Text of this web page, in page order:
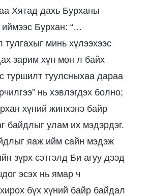
Хятад дахь Бурханы
Бурхан: “…
минь хүлээхээс
зарим хүн мөн л байх
туршилт туулсныхаа дараа
нь хэвлэгдэх болно;
хүний жинхэнэ байр
байдлыг улам их мэдэрдэг.
яаж ийм сайн мэдэж
зүрх сэтгэлд Би агуу дээд
эсэх нь ямар ч
бүх хүний байр байдал